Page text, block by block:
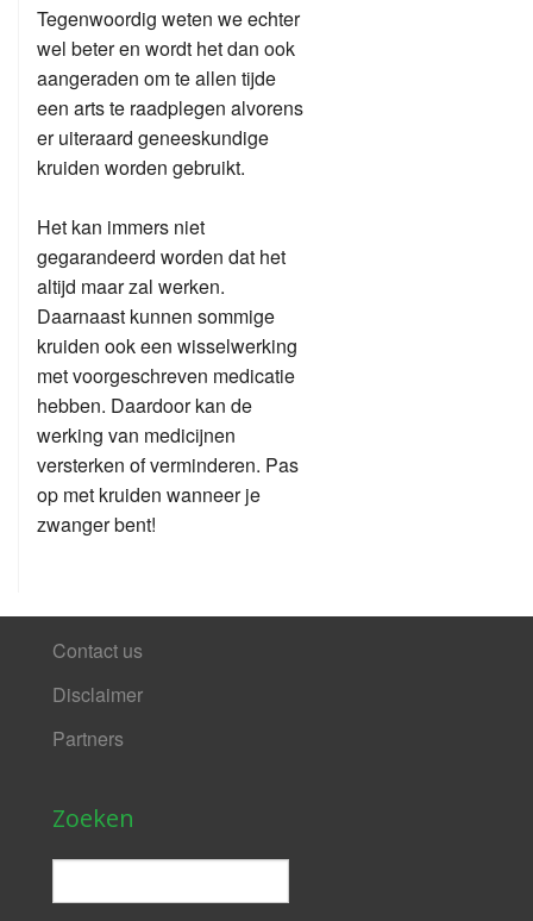
Tegenwoordig weten we echter
wel beter en wordt het dan ook
aangeraden om te allen tijde
een arts te raadplegen alvorens
er uiteraard geneeskundige
kruiden worden gebruikt.
Het kan immers niet
gegarandeerd worden dat het
altijd maar zal werken.
Daarnaast kunnen sommige
kruiden ook een wisselwerking
met voorgeschreven medicatie
hebben. Daardoor kan de
werking van medicijnen
versterken of verminderen. Pas
op met kruiden wanneer je
zwanger bent!
Contact us
Disclaimer
Partners
Zoeken